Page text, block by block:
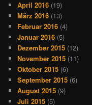
April 2016 (19)
März 2016 (13)
Februar 2016 (4)
Januar 2016 (5)
Dezember 2015 (12)
November 2015 (11)
Oktober 2015 (6)
September 2015 (6)
August 2015 (9)
Juli 2015 (5)